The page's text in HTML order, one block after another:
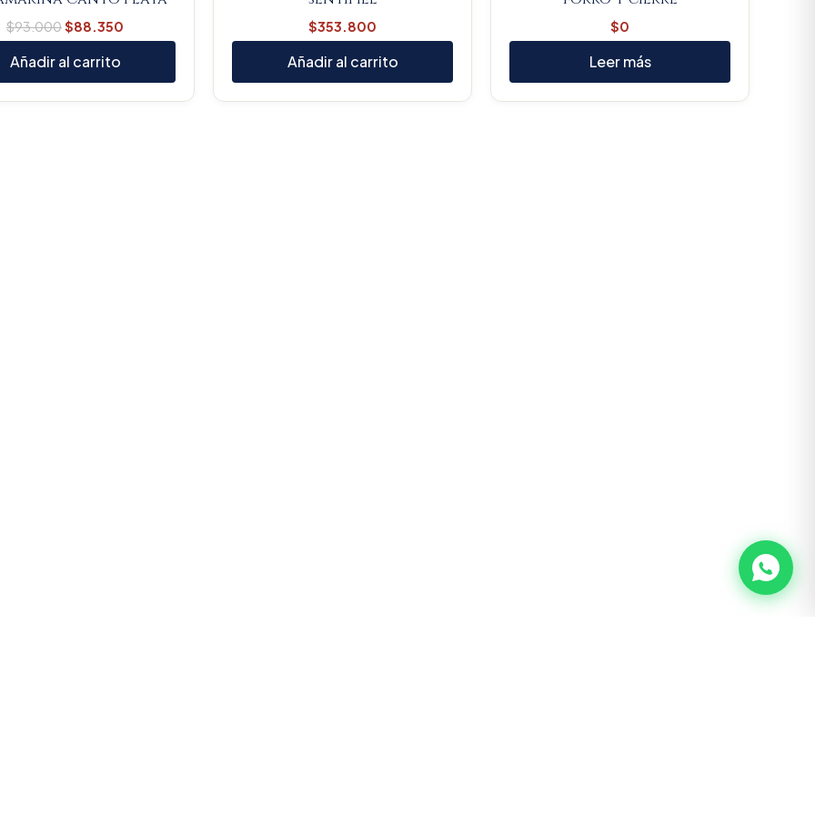
$93.000$88.350
Añadir al carrito
$353.800
Añadir al carrito
$0
Leer más